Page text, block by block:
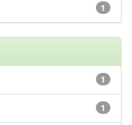
1
1
1